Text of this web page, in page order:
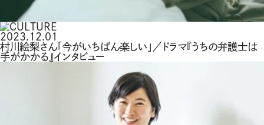
2023.12.01
村川絵梨さん「今がいちばん楽しい」／ドラマ『うちの弁護士は
手がかかる』インタビュー